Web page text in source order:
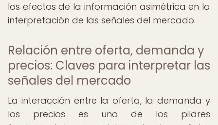
los efectos de la información asimétrica en la
interpretación de las señales del mercado.
Relación entre oferta, demanda y
precios: Claves para interpretar las
señales del mercado
La interacción entre la oferta, la demanda y
los precios es uno de los pilares